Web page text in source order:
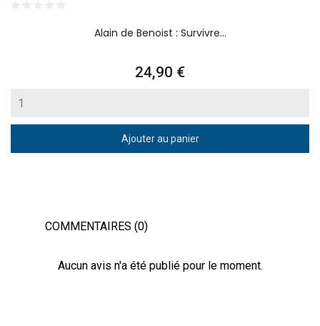
Alain de Benoist : Survivre...
Prix
24,90 €
Ajouter au panier
COMMENTAIRES (0)
Aucun avis n'a été publié pour le moment.